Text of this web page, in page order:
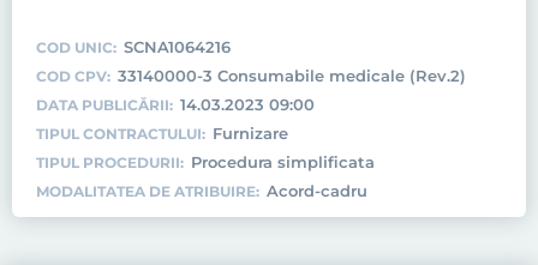
COD UNIC: SCNA1064216
COD CPV: 33140000-3 Consumabile medicale (Rev.2)
DATA PUBLICĂRII: 14.03.2023 09:00
TIPUL CONTRACTULUI: Furnizare
TIPUL PROCEDURII: Procedura simplificata
MODALITATEA DE ATRIBUIRE: Acord-cadru